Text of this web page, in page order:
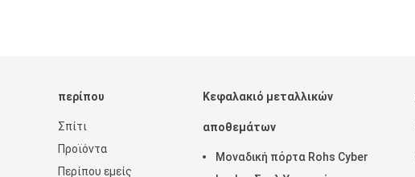
περίπου
Σπίτι
Προϊόντα
Περίπου εμείς
Κεφαλακιό μεταλλικών
αποθεμάτων
Μοναδική πόρτα Rohs Cyber